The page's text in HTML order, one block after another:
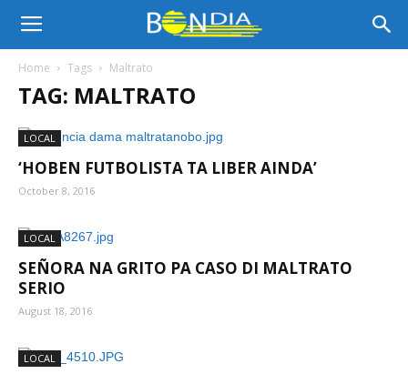
Bon
Home Tags Maltrato
TAG: MALTRATO
LOCAL
‘HOBEN FUTBOLISTA TA LIBER AINDA’
October 8, 2016
LOCAL
SEÑORA NA GRITO PA CASO DI MALTRATO
SERIO
August 18, 2016
LOCAL